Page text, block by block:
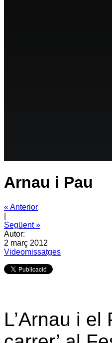
Arnau i Pau
« Anterior
Següent »
Autor:
2 març 2012
Videomissatges
L’Arnau i